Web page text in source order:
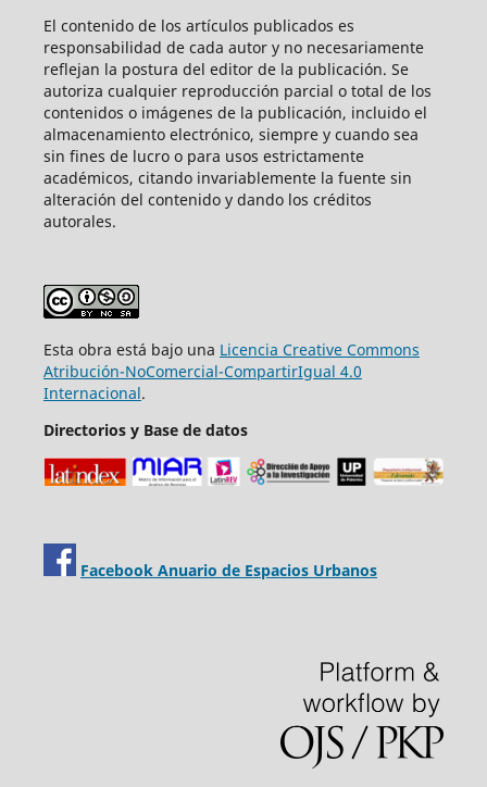
El contenido de los artículos publicados es
responsabilidad de cada autor y no necesariamente
reflejan la postura del editor de la publicación. Se
autoriza cualquier reproducción parcial o total de los
contenidos o imágenes de la publicación, incluido el
almacenamiento electrónico, siempre y cuando sea
sin fines de lucro o para usos estrictamente
académicos, citando invariablemente la fuente sin
alteración del contenido y dando los créditos
autorales.
Esta obra está bajo una Licencia Creative Commons
Atribución-NoComercial-CompartirIgual 4.0
Internacional.
Directorios y Base de datos
Facebook Anuario de Espacios Urbanos